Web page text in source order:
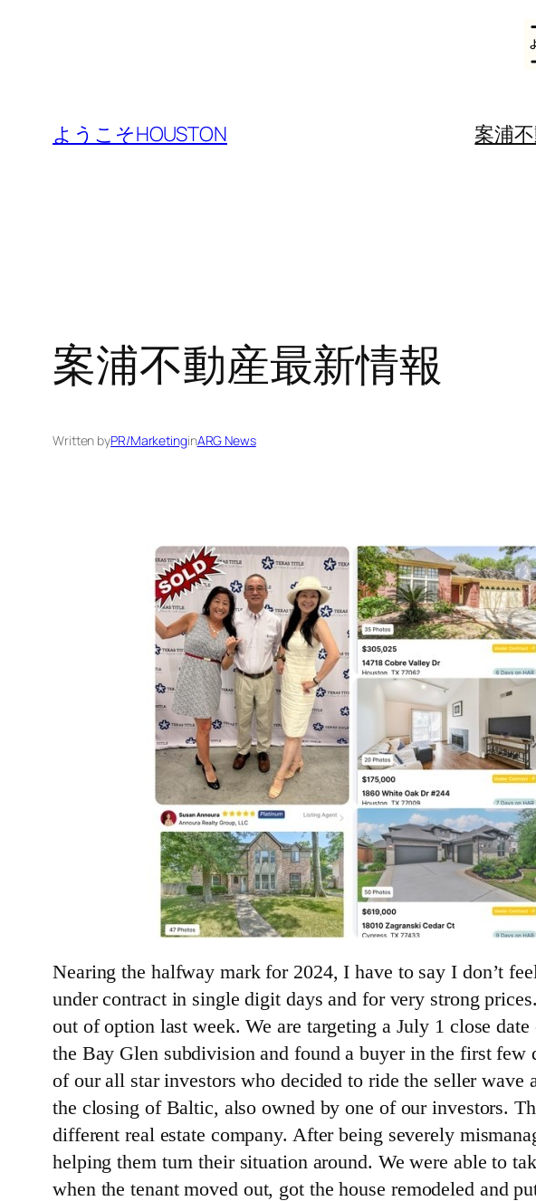
ようこそHOUSTON 案浦
案浦不動産最新情報
Written byPR/MarketinginARG News
Nearing the halfway mark for 2024, I have to say I don’t
under contract in single digit days and for very strong
out of option last week. We are targeting a July 1 close
the Bay Glen subdivision and found a buyer in the first
of our all star investors who decided to ride the seller
the closing of Baltic, also owned by one of our investors.
different real estate company. After being severely
helping them turn their situation around. We were able to
when the tenant moved out, got the house remodeled and